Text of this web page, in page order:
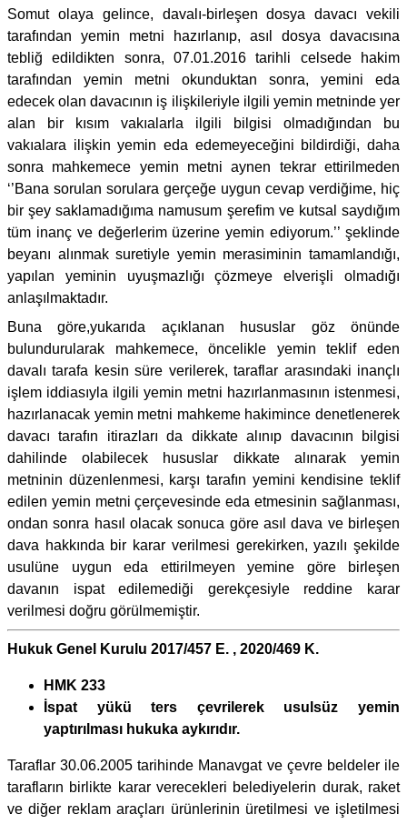
Somut olaya gelince, davalı-birleşen dosya davacı vekili
tarafından yemin metni hazırlanıp, asıl dosya davacısına
tebliğ edildikten sonra, 07.01.2016 tarihli celsede hakim
tarafından yemin metni okunduktan sonra, yemini eda
edecek olan davacının iş ilişkileriyle ilgili yemin metninde yer
alan bir kısım vakıalarla ilgili bilgisi olmadığından bu
vakıalara ilişkin yemin eda edemeyeceğini bildirdiği, daha
sonra mahkemece yemin metni aynen tekrar ettirilmeden
‘’Bana sorulan sorulara gerçeğe uygun cevap verdiğime, hiç
bir şey saklamadığıma namusum şerefim ve kutsal saydığım
tüm inanç ve değerlerim üzerine yemin ediyorum.’’ şeklinde
beyanı alınmak suretiyle yemin merasiminin tamamlandığı,
yapılan yeminin uyuşmazlığı çözmeye elverişli olmadığı
anlaşılmaktadır.
Buna göre,yukarıda açıklanan hususlar göz önünde
bulundurularak mahkemece, öncelikle yemin teklif eden
davalı tarafa kesin süre verilerek, taraflar arasındaki inançlı
işlem iddiasıyla ilgili yemin metni hazırlanmasının istenmesi,
hazırlanacak yemin metni mahkeme hakimince denetlenerek
davacı tarafın itirazları da dikkate alınıp davacının bilgisi
dahilinde olabilecek hususlar dikkate alınarak yemin
metninin düzenlenmesi, karşı tarafın yemini kendisine teklif
edilen yemin metni çerçevesinde eda etmesinin sağlanması,
ondan sonra hasıl olacak sonuca göre asıl dava ve birleşen
dava hakkında bir karar verilmesi gerekirken, yazılı şekilde
usulüne uygun eda ettirilmeyen yemine göre birleşen
davanın ispat edilemediği gerekçesiyle reddine karar
verilmesi doğru görülmemiştir.
Hukuk Genel Kurulu 2017/457 E. , 2020/469 K.
HMK 233
İspat yükü ters çevrilerek usulsüz yemin
yaptırılması hukuka aykırıdır.
Taraflar 30.06.2005 tarihinde Manavgat ve çevre beldeler ile
tarafların birlikte karar verecekleri belediyelerin durak, raket
ve diğer reklam araçları ürünlerinin üretilmesi ve işletilmesi